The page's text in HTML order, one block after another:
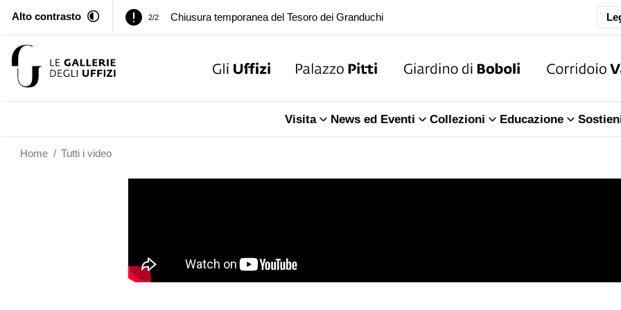
Alto contrasto 1/2 Palazzo Pitti. Temporanea chiusura della Sala dell'Iliade
Chiusura temporanea del Tesoro dei Granduchi
Visita News ed Eventi Collezioni Educazione
Home / Tutti i video